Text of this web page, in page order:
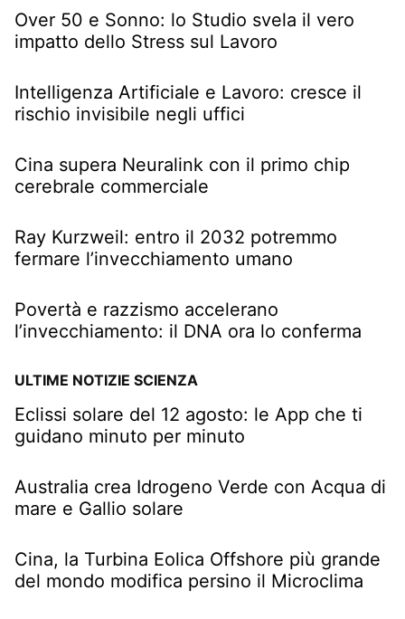
Over 50 e Sonno: lo Studio svela il vero
impatto dello Stress sul Lavoro
Intelligenza Artificiale e Lavoro: cresce il
rischio invisibile negli uffici
Cina supera Neuralink con il primo chip
cerebrale commerciale
Ray Kurzweil: entro il 2032 potremmo
fermare l’invecchiamento umano
Povertà e razzismo accelerano
l’invecchiamento: il DNA ora lo conferma
ULTIME NOTIZIE SCIENZA
Eclissi solare del 12 agosto: le App che ti
guidano minuto per minuto
Australia crea Idrogeno Verde con Acqua di
mare e Gallio solare
Cina, la Turbina Eolica Offshore più grande
del mondo modifica persino il Microclima